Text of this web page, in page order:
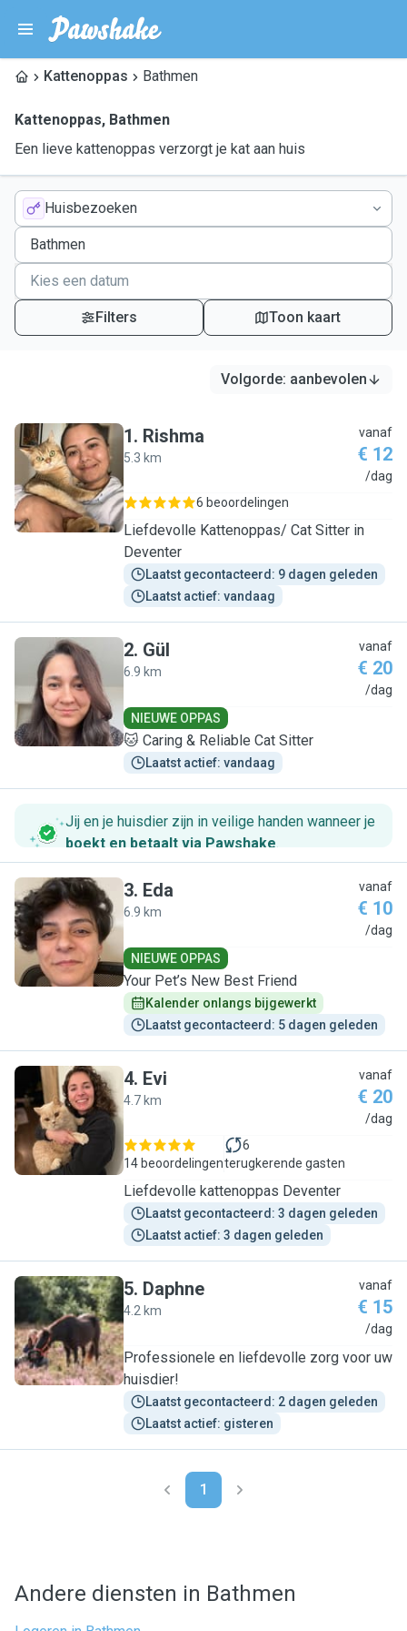
Kattenoppas Bathmen
Kattenoppas, Bathmen
Een lieve kattenoppas verzorgt je kat aan huis
Huisbezoeken
Filters Toon kaart
Volgorde: aanbevolen
R
1. Rishma
5.3 km
vanaf
€ 12
/dag
6 beoordelingen
Liefdevolle Kattenoppas/ Cat Sitter in
Deventer
Laatst gecontacteerd: 9 dagen geleden
Laatst actief: vandaag
G
2. Gül
6.9 km
vanaf
€ 20
/dag
NIEUWE OPPAS
🐱 Caring & Reliable Cat Sitter
Laatst actief: vandaag
Jij en je huisdier zijn in veilige handen wanneer je
boekt en betaalt via Pawshake.
E
3. Eda
6.9 km
vanaf
€ 10
/dag
NIEUWE OPPAS
Your Pet’s New Best Friend
Kalender onlangs bijgewerkt
Laatst gecontacteerd: 5 dagen geleden
E
4. Evi
4.7 km
vanaf
€ 20
/dag
14 beoordelingen
6
terugkerende gasten
Liefdevolle kattenoppas Deventer
Laatst gecontacteerd: 3 dagen geleden
Laatst actief: 3 dagen geleden
D
5. Daphne
4.2 km
vanaf
€ 15
/dag
Professionele en liefdevolle zorg voor uw
huisdier!
Laatst gecontacteerd: 2 dagen geleden
Laatst actief: gisteren
1
Andere diensten in Bathmen